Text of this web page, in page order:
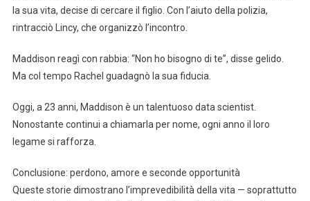
la sua vita, decise di cercare il figlio. Con l’aiuto della polizia,
rintracciò Lincy, che organizzò l’incontro.
Maddison reagì con rabbia: “Non ho bisogno di te”, disse gelido.
Ma col tempo Rachel guadagnò la sua fiducia.
Oggi, a 23 anni, Maddison è un talentuoso data scientist.
Nonostante continui a chiamarla per nome, ogni anno il loro
legame si rafforza.
Conclusione: perdono, amore e seconde opportunità
Queste storie dimostrano l’imprevedibilità della vita — soprattutto